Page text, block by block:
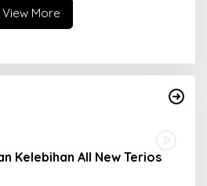
Kesehatan Gratis Hingga
Khitanan Massal
View More
Kelebihan All New Terios